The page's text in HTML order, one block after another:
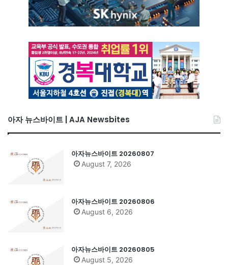
아자 뉴스바이트 | AJA Newsbites
아자뉴스바이트 20260807
August 7, 2026
아자뉴스바이트 20260806
August 6, 2026
아자뉴스바이트 20260805
August 5, 2026